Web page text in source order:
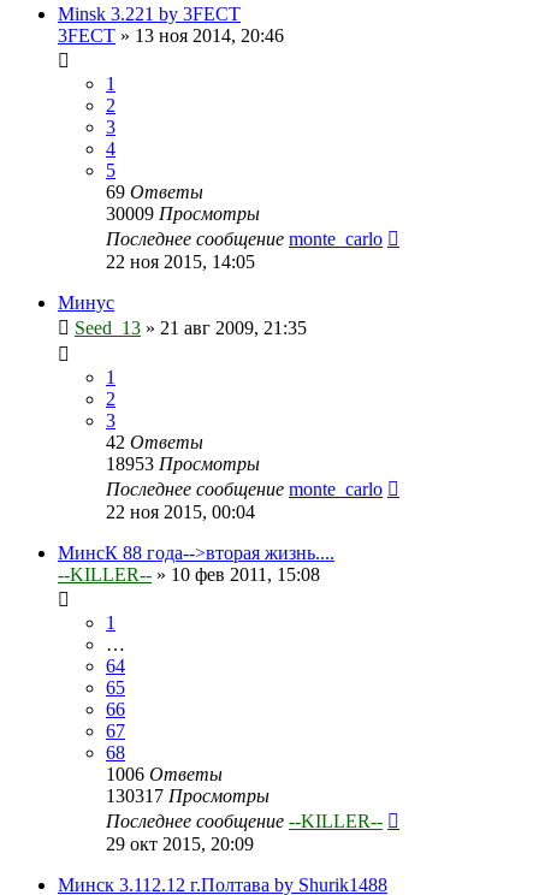
Minsk 3.221 by 3FECT
3FECT » 13 ноя 2014, 20:46
1
2
3
4
5
69 Ответы
30009 Просмотры
Последнее сообщение monte_carlo
22 ноя 2015, 14:05
Минус
Seed_13 » 21 авг 2009, 21:35
1
2
3
42 Ответы
18953 Просмотры
Последнее сообщение monte_carlo
22 ноя 2015, 00:04
МинсК 88 года-->вторая жизнь....
--KILLER-- » 10 фев 2011, 15:08
1
…
64
65
66
67
68
1006 Ответы
130317 Просмотры
Последнее сообщение --KILLER--
29 окт 2015, 20:09
Минск 3.112.12 г.Полтава by Shurik1488